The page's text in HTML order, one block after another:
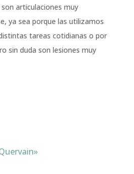
articulaciones muy
ya sea porque las utilizamos
tareas cotidianas o por
sin duda son lesiones muy